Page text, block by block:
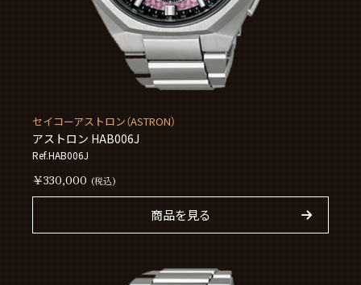
セイコーアストロン（ASTRON）
アストロン HAB006J
Ref.HAB006J
￥330,000 (税込)
商品を見る